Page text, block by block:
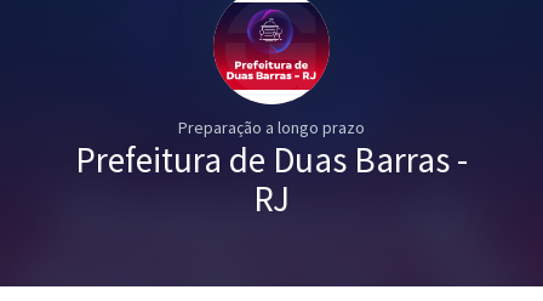
Preparação a longo prazo
Prefeitura de Duas Barras -
RJ